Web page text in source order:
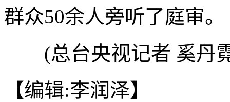
群众50余人旁听了庭审。
(总台央视记者 奚丹
【编辑:李润泽】